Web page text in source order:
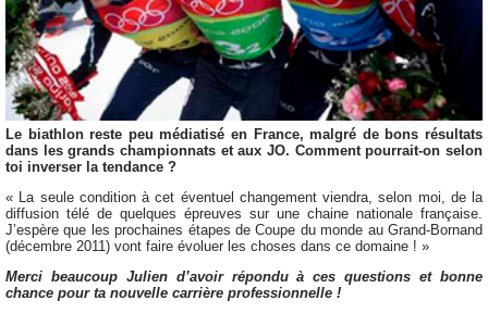
Le biathlon reste peu médiatisé en France, malgré de bons résultats
dans les grands championnats et aux JO. Comment pourrait-on selon
toi inverser la tendance ?
« La seule condition à cet éventuel changement viendra, selon moi, de la
diffusion télé de quelques épreuves sur une chaine nationale française.
J’espère que les prochaines étapes de Coupe du monde au Grand-Bornand
(décembre 2011) vont faire évoluer les choses dans ce domaine ! »
Merci beaucoup Julien d’avoir répondu à ces questions et bonne
chance pour ta nouvelle carrière professionnelle !